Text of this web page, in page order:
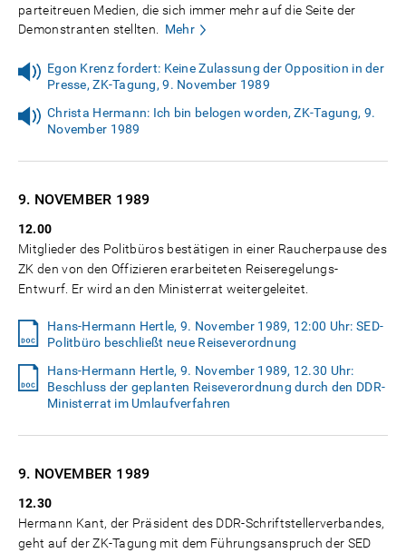
parteitreuen Medien, die sich immer mehr auf die Seite der
Demonstranten stellten. Mehr
Egon Krenz fordert: Keine Zulassung der Opposition in der
Presse, ZK-Tagung, 9. November 1989
Christa Hermann: Ich bin belogen worden, ZK-Tagung, 9.
November 1989
9. NOVEMBER 1989
12.00
Mitglieder des Politbüros bestätigen in einer Raucherpause des
ZK den von den Offizieren erarbeiteten Reiseregelungs-
Entwurf. Er wird an den Ministerrat weitergeleitet.
Hans-Hermann Hertle, 9. November 1989, 12:00 Uhr: SED-
Politbüro beschließt neue Reiseverordnung
Hans-Hermann Hertle, 9. November 1989, 12.30 Uhr:
Beschluss der geplanten Reiseverordnung durch den DDR-
Ministerrat im Umlaufverfahren
9. NOVEMBER 1989
12.30
Hermann Kant, der Präsident des DDR-Schriftstellerverbandes,
geht auf der ZK-Tagung mit dem Führungsanspruch der SED